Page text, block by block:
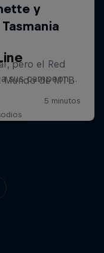
Mundo de MTB